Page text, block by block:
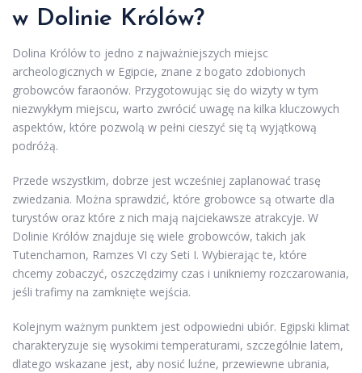
w Dolinie Królów?
Dolina Królów to jedno z najważniejszych miejsc
archeologicznych w Egipcie, znane z bogato zdobionych
grobowców faraonów. Przygotowując się do wizyty w tym
niezwykłym miejscu, warto zwrócić uwagę na kilka kluczowych
aspektów, które pozwolą w pełni cieszyć się tą wyjątkową
podróżą.
Przede wszystkim, dobrze jest wcześniej zaplanować trasę
zwiedzania. Można sprawdzić, które grobowce są otwarte dla
turystów oraz które z nich mają najciekawsze atrakcyje. W
Dolinie Królów znajduje się wiele grobowców, takich jak
Tutenchamon, Ramzes VI czy Seti I. Wybierając te, które
chcemy zobaczyć, oszczędzimy czas i unikniemy rozczarowania,
jeśli trafimy na zamknięte wejścia.
Kolejnym ważnym punktem jest odpowiedni ubiór. Egipski klimat
charakteryzuje się wysokimi temperaturami, szczególnie latem,
dlatego wskazane jest, aby nosić luźne, przewiewne ubrania,